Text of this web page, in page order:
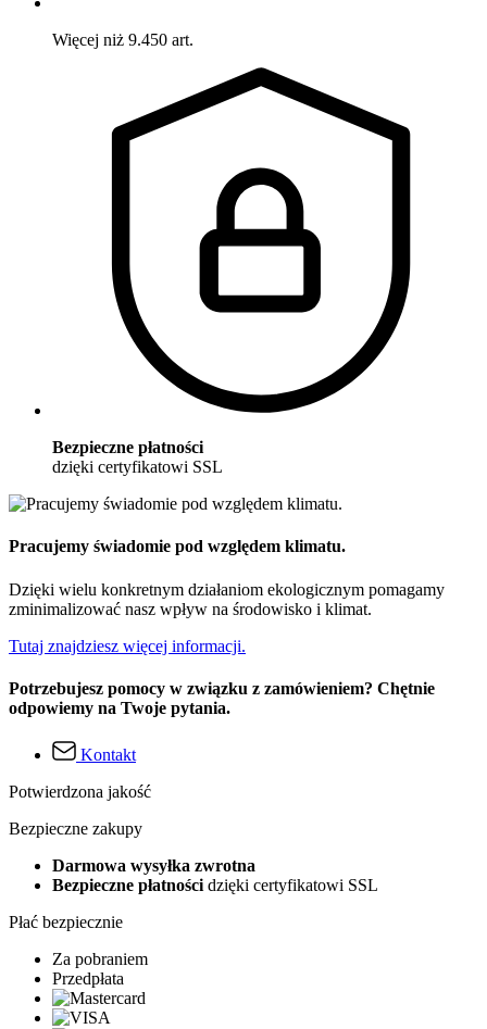
Więcej niż 9.450 art.
Bezpieczne płatności
dzięki certyfikatowi SSL
Pracujemy świadomie pod względem klimatu.
Dzięki wielu konkretnym działaniom ekologicznym pomagamy
zminimalizować nasz wpływ na środowisko i klimat.
Tutaj znajdziesz więcej informacji.
Potrzebujesz pomocy w związku z zamówieniem? Chętnie
odpowiemy na Twoje pytania.
Kontakt
Potwierdzona jakość
Bezpieczne zakupy
Darmowa wysyłka zwrotna
Bezpieczne płatności dzięki certyfikatowi SSL
Płać bezpiecznie
Za pobraniem
Przedpłata